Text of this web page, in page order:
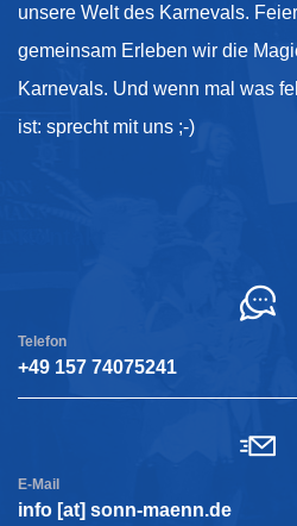
unsere Welt des Karnevals.
gemeinsam Erleben wir die
Karnevals. Und wenn mal was
ist: sprecht mit uns ;-)
Telefon
+49 157 74075241
E-Mail
info [at] sonn-maenn.de